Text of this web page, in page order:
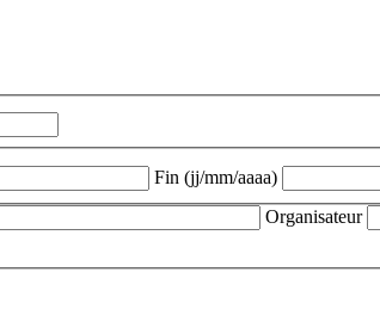
Fin (jj/mm/aaaa)
Organisateur